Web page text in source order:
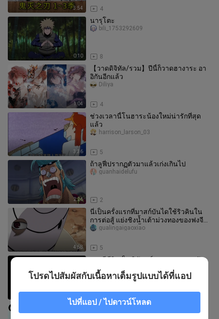
3:54 4
0:10
นารุโตะ
8
bili_1753292609
1:04
【วาดดิจิทัล/รวม】ปีนี้ก็วาดฮางาระ อา
อิกันอีกแล้ว
4
Diliya
3:36
ช่วงเวลานี้โนฮาระน้องใหม่น่ารักที่สุด
แล้ว
5
harrison_larson_03
2:26
ถ้าลูฟี่ปรากฏตัวมาแล้วเก่งเกินไป
2
guanhaidelufu
4:58
นี่เป็นครั้งแรกที่มาสก์บันไดใช้ริวคินใน
การต่อสู้ แย่งชิงน้ำเต้าม่วงทองของฟงจีจิ
นเจียวและอินเจวี้นผิง
5
gualingaigaoxiao
การมีชีวิตเป็นนิรันดร์ของฟางหยวน กับ
เส้นทางแห่งการฆ่าของอู๋ฮุน ขัดแย้งกัน
หรือไม่?
thitinan_25_02_01
แฟนสาว100คน [พากย์ไทย] คุสุริจ้า
ทีมพากย์นะจ๊ะ
โปรดไปสัมผัสกับเนื้อหาเต็มรูปแบบได้ที่แอป
ไปที่แอป / ไปดาวน์โหลด